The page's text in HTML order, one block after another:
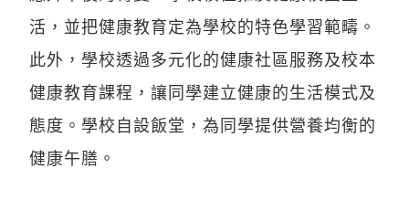
活，並把健康教育定為學校的特色學習範疇。
此外，學校透過多元化的健康社區服務及校本
健康教育課程，讓同學建立健康的生活模式及
態度。學校自設飯堂，為同學提供營養均衡的
健康午膳。